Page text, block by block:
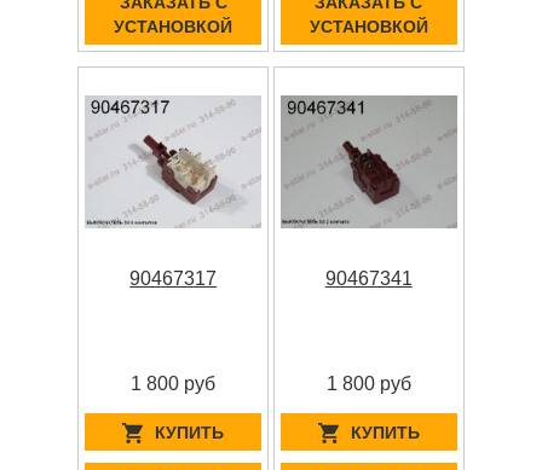
УСТАНОВКОЙ
УСТАНОВКОЙ
90467317
1 800 руб
КУПИТЬ
90467341
1 800 руб
КУПИТЬ